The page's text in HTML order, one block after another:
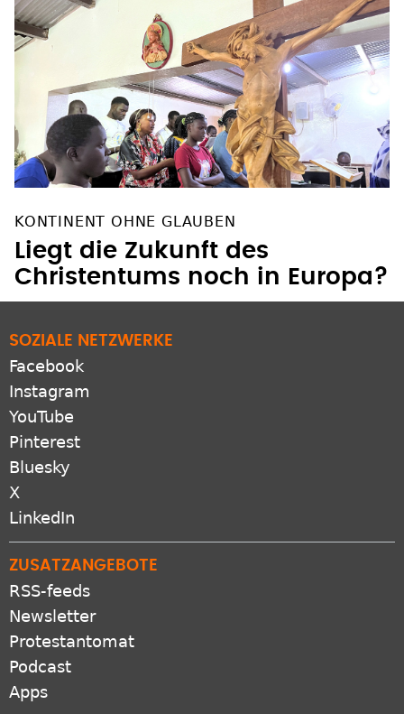
KONTINENT OHNE GLAUBEN
Liegt die Zukunft des
Christentums noch in Europa?
SOZIALE NETZWERKE
Facebook
Instagram
YouTube
Pinterest
Bluesky
X
LinkedIn
ZUSATZANGEBOTE
RSS-feeds
Newsletter
Protestantomat
Podcast
Apps